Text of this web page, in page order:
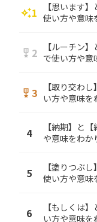
auto_awesome1
【思います
使い方や意味
military_tech 2
【ルーチン
で使い方や意
military_tech 3
【取り交わ
い方や意味を
4
【納期】と
や意味をわか
5
【塗りつぶ
使い方や意味
6
【もしくは
い方や意味を